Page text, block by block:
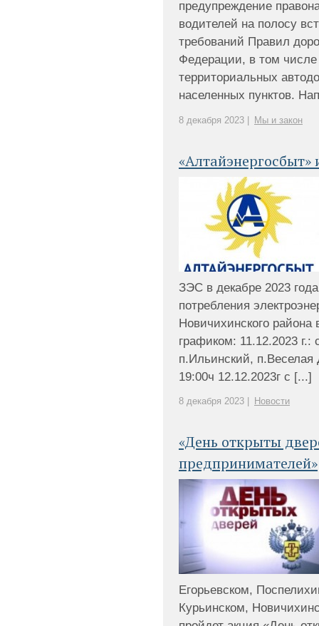
предупреждение
водителей на полосу
требований Правил
Федерации, в том
территориальных
населенных пунктов.
8 декабря 2023 | Мы и закон
ЗЭС в декабре 2023
потребления
Новичихинского
графиком: 11.12.2023
п.Ильинский, п.Веселая
19:00ч 12.12.2023г с [...]
8 декабря 2023 | Новости
«День открыты
предпринимателей»
Егорьевском,
Курьинском,